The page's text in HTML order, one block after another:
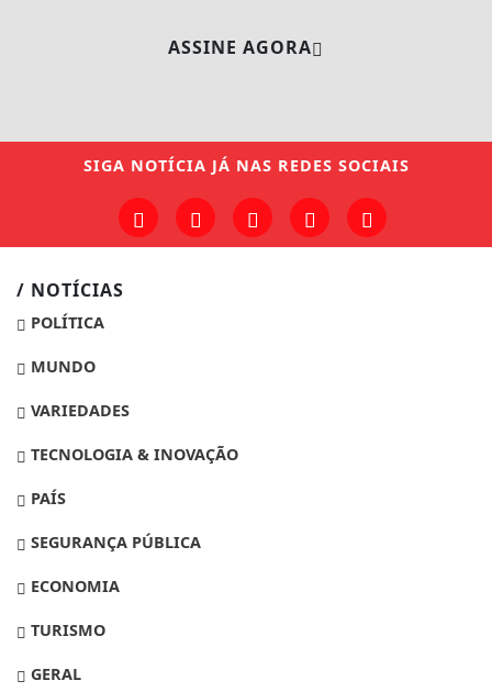
ASSINE AGORA
SIGA NOTÍCIA JÁ NAS REDES SOCIAIS
/ NOTÍCIAS
POLÍTICA
MUNDO
VARIEDADES
TECNOLOGIA & INOVAÇÃO
PAÍS
SEGURANÇA PÚBLICA
ECONOMIA
TURISMO
GERAL